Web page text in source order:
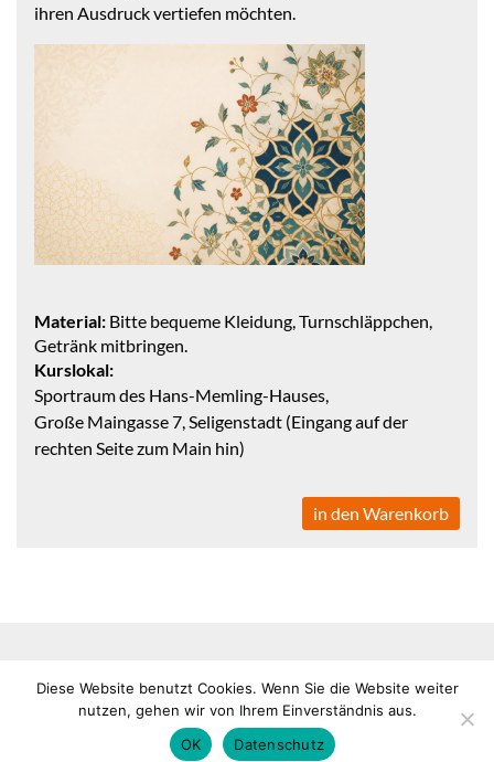
ihren Ausdruck vertiefen möchten.
Material: Bitte bequeme Kleidung, Turnschläppchen,
Getränk mitbringen.
Kurslokal:
Sportraum des Hans-Memling-Hauses,
Große Maingasse 7, Seligenstadt (Eingang auf der
rechten Seite zum Main hin)
in den Warenkorb
vorbehalten
VHS
Seligenstadt
Diese Website benutzt Cookies. Wenn Sie die Website weiter
nutzen, gehen wir von Ihrem Einverständnis aus.
OK
Datenschutz